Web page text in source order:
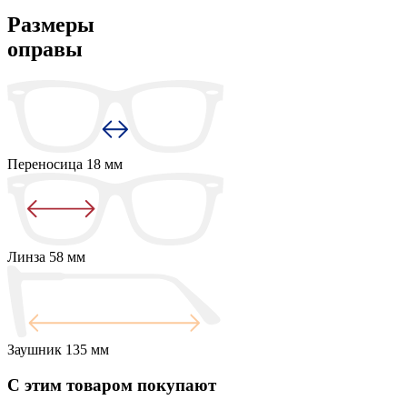
Размеры
оправы
Переносица 18 мм
Линза 58 мм
Заушник 135 мм
С этим товаром покупают